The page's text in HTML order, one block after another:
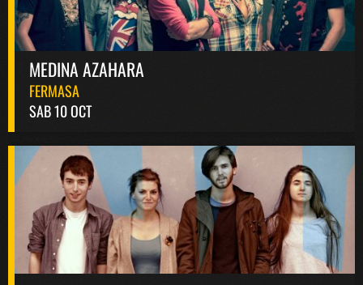
MEDINA AZAHARA
FERMASA
SAB 10 OCT